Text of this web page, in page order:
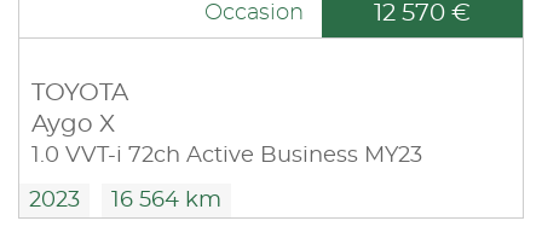
Occasion 12 570 €
TOYOTA
Aygo X
1.0 VVT-i 72ch Active Business MY23
2023 16 564 km